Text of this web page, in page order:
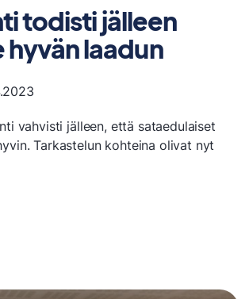
todisti jälleen
laadun
vahvisti jälleen, että sataedulaiset
Tarkastelun kohteina olivat nyt